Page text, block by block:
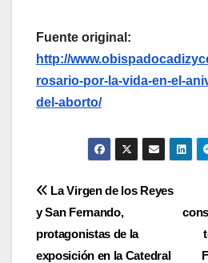
Fuente original:
http://
rosario-por-la-vida-en-el-
del-aborto/
Navegación
de
La Virgen de los Reyes
y San Fernando,
protagonistas de la
exposición en la Catedral